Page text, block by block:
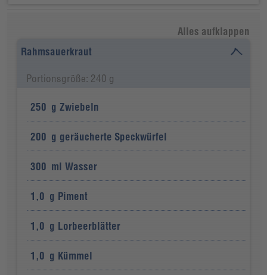
Alles aufklappen
Rahmsauerkraut
Portionsgröße: 240 g
250 g Zwiebeln
200 g geräucherte Speckwürfel
300 ml Wasser
1,0 g Piment
1,0 g Lorbeerblätter
1,0 g Kümmel